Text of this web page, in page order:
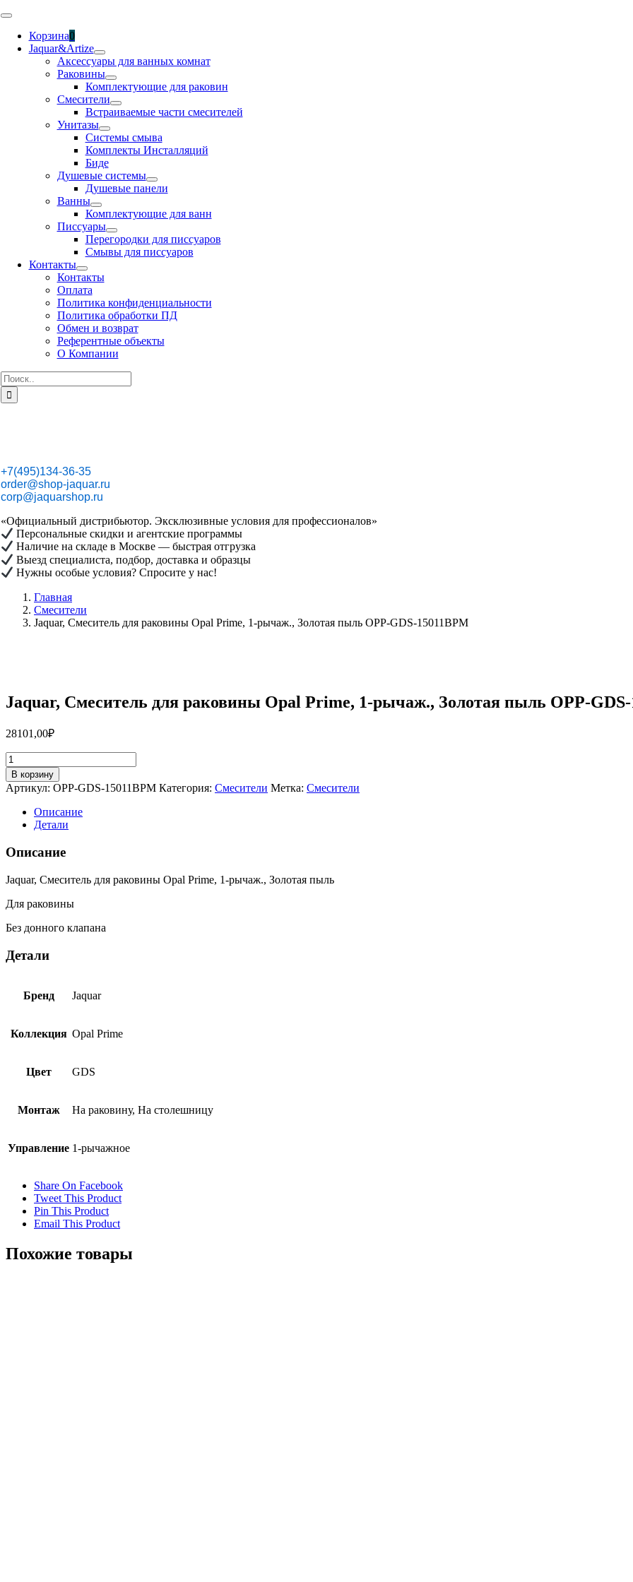
Skip
content
Toggle
NavigationКорзина0
Jaquar&Artize
Аксессуары для ванных комнат
Раковины
Комплектующие для раковин
Смесители
Встраиваемые части смесителей
Унитазы
Системы смыва
Комплекты Инсталляций
Биде
Душевые системы
Душевые панели
Ванны
Комплектующие для ванн
Писсуары
Перегородки для писсуаров
Смывы для писсуаров
Контакты
Контакты
Оплата
Политика конфиденциальности
Политика обработки ПД
Обмен и возврат
Референтные объекты
О Компании
Результат
поиска:
+7(495)134-36-35
order@shop-jaquar.ru
corp@jaquarshop.ru
«Официальный дистрибьютор. Эксклюзивные условия для профессионалов»
Персональные скидки и агентские программы
Наличие на складе в Москве — быстрая отгрузка
Выезд специалиста, подбор, доставка и образцы
Нужны особые условия? Спросите у нас!
Главная
Смесители
Jaquar, Смеситель для раковины Opal Prime, 1-рычаж., Золотая пыль OPP-GDS-15011BPM
Jaquar, Смеситель для раковины Opal Prime, 1-рычаж., Золотая пыль OPP-GDS-
28101,00₽
Количество
товара
Jaquar,
Смеситель
раковины
Prime,
1-
Золотая
пыль
OPP-
GDS-
15011BPM
В корзину
Артикул: OPP-GDS-15011BPM Категория: Смесители Метка: Смесители
Описание
Детали
Описание
Jaquar, Смеситель для раковины Opal Prime, 1-рычаж., Золотая пыль
Для раковины
Без донного клапана
Детали
Бренд Jaquar
Коллекция Opal Prime
Цвет GDS
Монтаж На раковину, На столешницу
Управление 1-рычажное
Share On Facebook
Tweet This Product
Pin This Product
Email This Product
Похожие товары